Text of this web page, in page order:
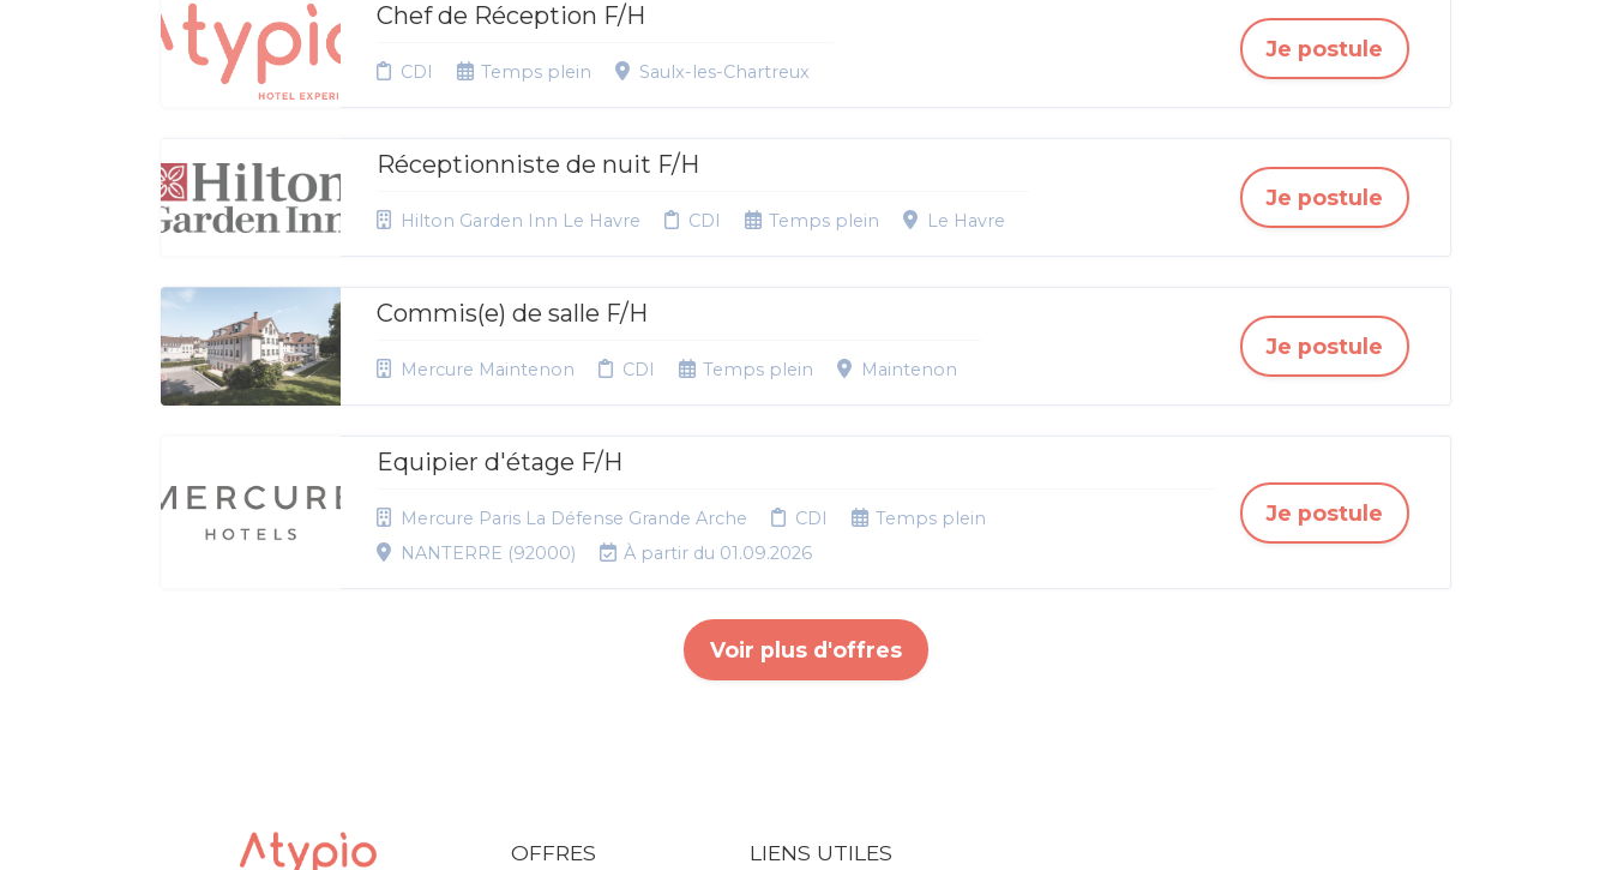
Chef de Réception F/H
CDI Temps plein Saulx-les-Chartreux
Je postule
Réceptionniste de nuit F/H
Hilton Garden Inn Le Havre CDI Temps plein Le Havre
Je postule
Commis(e) de salle F/H
Mercure Maintenon CDI Temps plein Maintenon
Je postule
Equipier d'étage F/H
Mercure Paris La Défense Grande Arche CDI
Temps plein
NANTERRE (92000)
À partir du 01.09.2026
Je postule
Voir plus d'offres
OFFRES LIENS UTILES